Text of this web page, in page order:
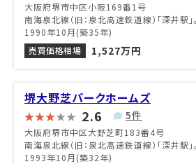
大阪府堺市中区小阪169番1号
南海泉北線（旧：泉北高速鉄道線）「深井駅
1990年10月(築35年)
売買価格相場
1,527万円
堺大野芝パークホームズ
2.6 5件
大阪府堺市中区大野芝町183番4号
南海泉北線（旧：泉北高速鉄道線）「深井駅
1993年10月(築32年)